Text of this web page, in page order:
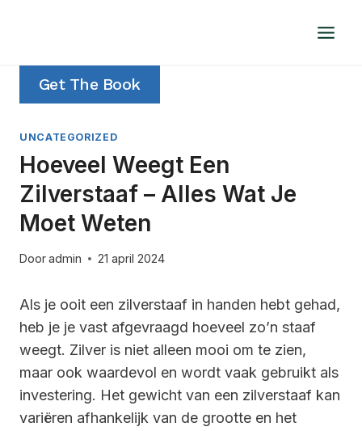
Get The Book
UNCATEGORIZED
Hoeveel Weegt Een
Zilverstaaf – Alles Wat Je
Moet Weten
Dooradmin 21 april 2024
Als je ooit een zilverstaaf in handen hebt gehad,
heb je je vast afgevraagd hoeveel zo’n staaf
weegt. Zilver is niet alleen mooi om te zien,
maar ook waardevol en wordt vaak gebruikt als
investering. Het gewicht van een zilverstaaf kan
variëren afhankelijk van de grootte en het